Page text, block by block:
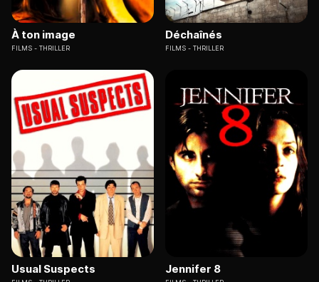
À ton image
FILMS THRILLER
Déchaînés
FILMS THRILLER
Usual Suspects Jennifer 8